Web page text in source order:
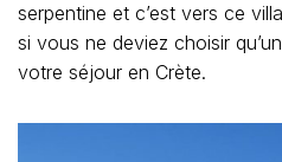
serpentine et c’est vers ce
si vous ne deviez choisir
votre séjour en Crète.